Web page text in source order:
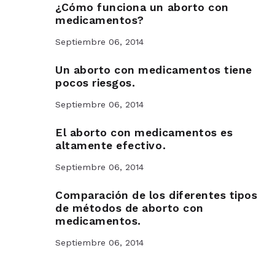
¿Cómo funciona un aborto con
medicamentos?
Septiembre 06, 2014
Un aborto con medicamentos tiene
pocos riesgos.
Septiembre 06, 2014
El aborto con medicamentos es
altamente efectivo.
Septiembre 06, 2014
Comparación de los diferentes tipos
de métodos de aborto con
medicamentos.
Septiembre 06, 2014